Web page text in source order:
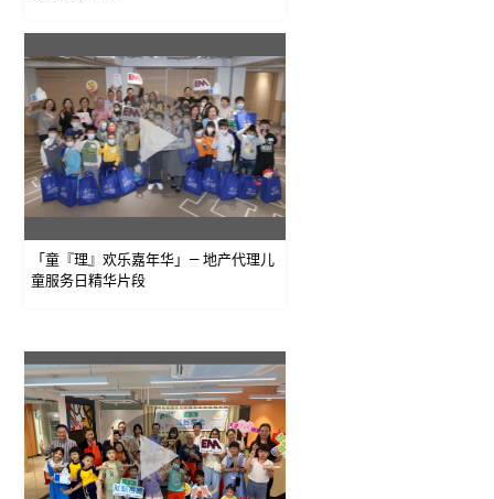
「童『理』欢乐嘉年华」— 地产代理儿
童服务日精华片段